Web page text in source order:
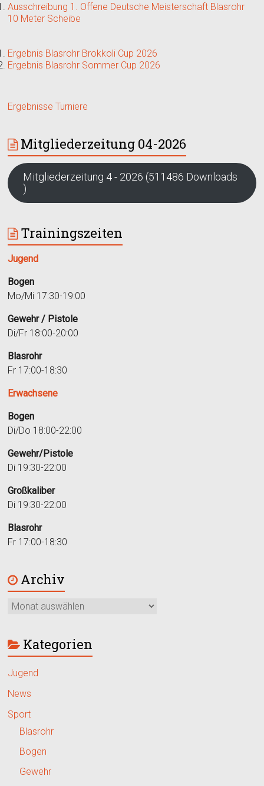
Ausschreibung 1. Offene Deutsche Meisterschaft Blasrohr
10 Meter Scheibe
Ergebnis Blasrohr Brokkoli Cup 2026
Ergebnis Blasrohr Sommer Cup 2026
Ergebnisse Turniere
Mitgliederzeitung 04-2026
Mitgliederzeitung 4 - 2026 (511486 Downloads
)
Trainingszeiten
Jugend
Bogen
Mo/Mi 17:30-19:00
Gewehr / Pistole
Di/Fr 18:00-20:00
Blasrohr
Fr 17:00-18:30
Erwachsene
Bogen
Di/Do 18:00-22:00
Gewehr/Pistole
Di 19:30-22:00
Großkaliber
Di 19:30-22:00
Blasrohr
Fr 17:00-18:30
Archiv
Kategorien
Jugend
News
Sport
Blasrohr
Bogen
Gewehr